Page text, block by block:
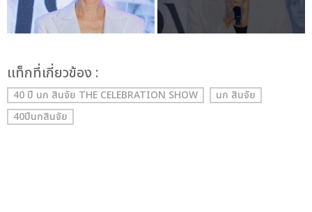
เเท็กที่เกี่ยวข้อง :
40 ปี นก สินจัย THE CELEBRATION SHOW
นก สินจัย
40ปีนกสินจัย